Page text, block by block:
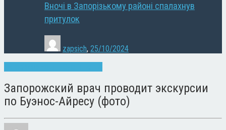
Вночі в Запорізькому районі спалахнув
притулок
zapsich, 25/10/2024
Запорожский врач проводит экскурсии
по Буэнос-Айресу (фото)